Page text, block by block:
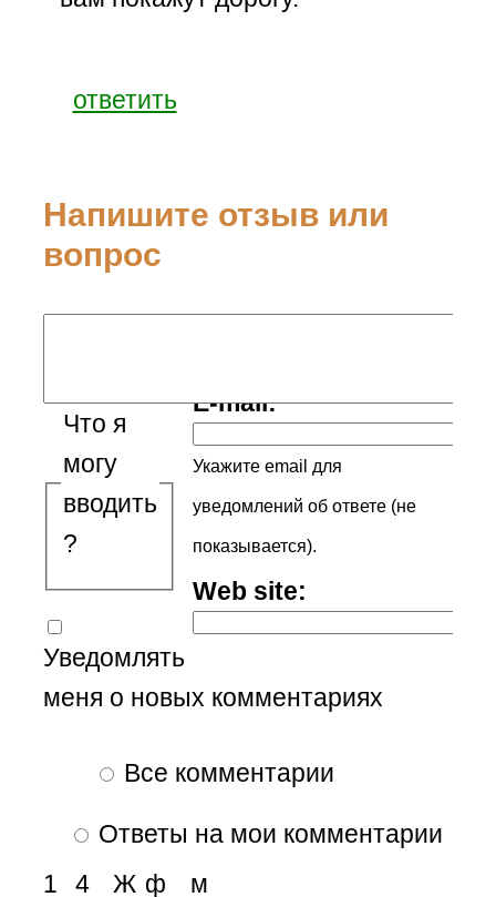
ответить
Напишите отзыв или
вопрос
E-mail:
Укажите email для
уведомлений об ответе (не
показывается).
Web site:
Что я
могу
вводить
?
Уведомлять
меня о новых комментариях
Все комментарии
Ответы на мои комментарии
1
м
Ж ф
4